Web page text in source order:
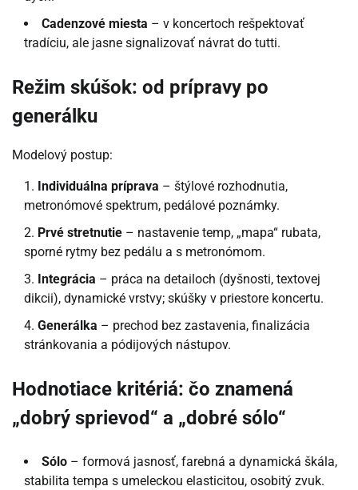
Cadenzové miesta – v koncertoch rešpektovať
tradíciu, ale jasne signalizovať návrat do tutti.
Režim skúšok: od prípravy po
generálku
Modelový postup:
Individuálna príprava – štýlové rozhodnutia,
metronómové spektrum, pedálové poznámky.
Prvé stretnutie – nastavenie temp, „mapa“ rubata,
sporné rytmy bez pedálu a s metronómom.
Integrácia – práca na detailoch (dyšnosti, textovej
dikcii), dynamické vrstvy; skúšky v priestore koncertu.
Generálka – prechod bez zastavenia, finalizácia
stránkovania a pódijových nástupov.
Hodnotiace kritériá: čo znamená
„dobrý sprievod“ a „dobré sólo“
Sólo – formová jasnosť, farebná a dynamická škála,
stabilita tempa s umeleckou elasticitou, osobitý zvuk.